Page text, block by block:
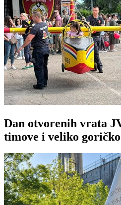
Dan otvorenih vrata
timove i veliko